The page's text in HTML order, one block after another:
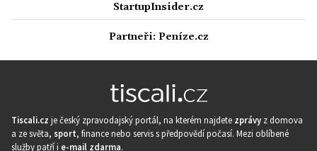
StartupInsider.cz
Partneři: Peníze.cz
Tiscali.cz je český zpravodajský portál, na kterém najdete zprávy z domova
a ze světa, sport, finance nebo servis s předpovědí počasí. Mezi oblíbené
služby patří i e-mail zdarma.